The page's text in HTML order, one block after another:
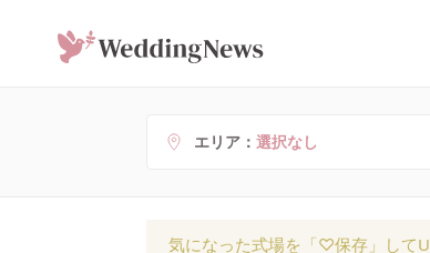
エリア 選択なし
気になった式場を「♡保存」して